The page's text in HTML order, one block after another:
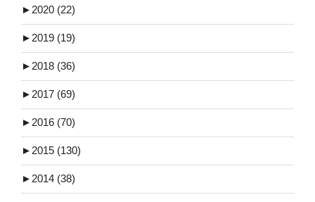
► 2020 (22)
► 2019 (19)
► 2018 (36)
► 2017 (69)
► 2016 (70)
► 2015 (130)
► 2014 (38)